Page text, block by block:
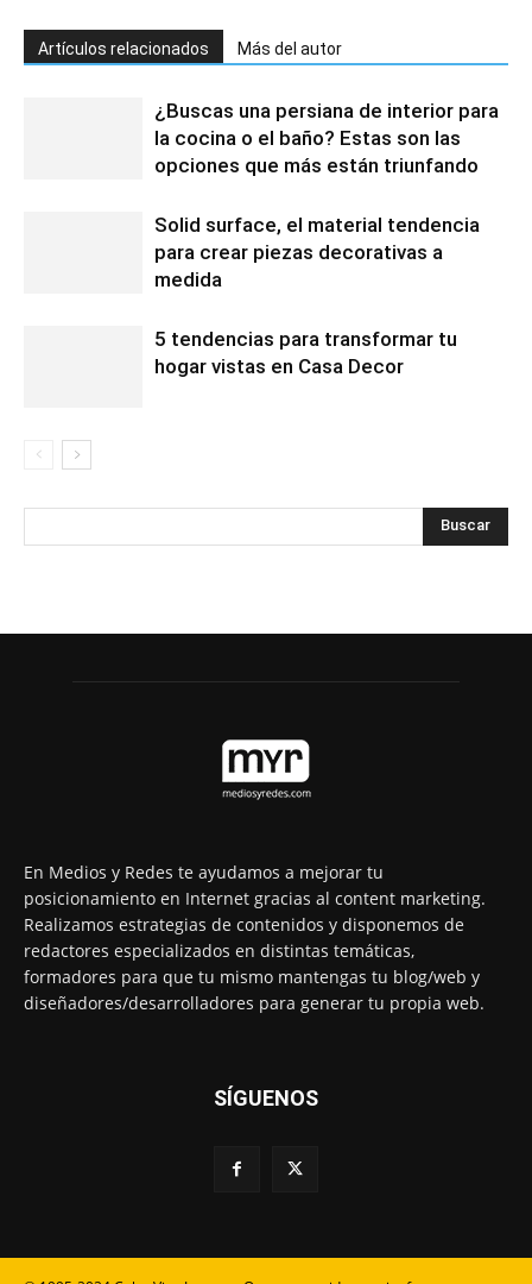
Artículos relacionados Más del autor
¿Buscas una persiana de interior para
la cocina o el baño? Estas son las
opciones que más están triunfando
Solid surface, el material tendencia
para crear piezas decorativas a
medida
5 tendencias para transformar tu
hogar vistas en Casa Decor
En Medios y Redes te ayudamos a mejorar tu
posicionamiento en Internet gracias al content marketing.
Realizamos estrategias de contenidos y disponemos de
redactores especializados en distintas temáticas,
formadores para que tu mismo mantengas tu blog/web y
diseñadores/desarrolladores para generar tu propia web.
SÍGUENOS